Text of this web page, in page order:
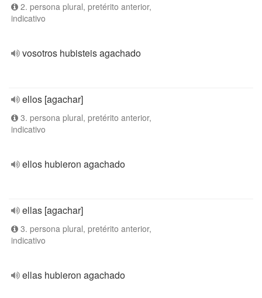
2. persona plural, pretérito anterior,
indicativo
vosotros hubisteis agachado
ellos [agachar]
3. persona plural, pretérito anterior,
indicativo
ellos hubieron agachado
ellas [agachar]
3. persona plural, pretérito anterior,
indicativo
ellas hubieron agachado